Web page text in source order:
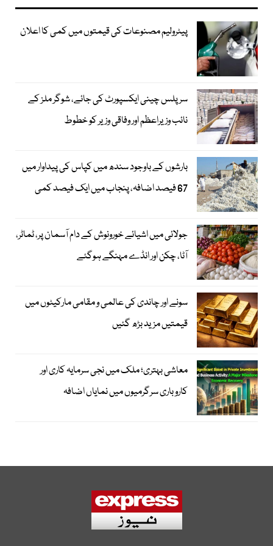
پیٹرولیم مصنوعات کی قیمتوں میں کمی کا اعلان
سرپلس چینی ایکسپورٹ کی جائے، شوگر ملز کے
نائب وزیراعظم اور وفاقی وزیر کو خطوط
بارشوں کے باوجود سندھ میں کپاس کی پیداوار میں
67 فیصد اضافہ، پنجاب میں ایک فیصد کمی
جولائی میں اشیائے خورونوش کے دام آسمان پر، ٹماٹر،
آٹا، چکن اور انڈے مہنگے ہوگئے
سونے اور چاندی کی عالمی و مقامی مارکیٹوں میں
قیمتیں مزید بڑھ گئیں
معاشی بہتری؛ ملک میں نجی سرمایہ کاری اور
کاروباری سرگرمیوں میں نمایاں اضافہ